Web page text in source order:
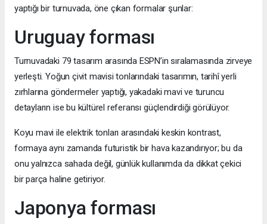
yaptığı bir turnuvada, öne çıkan formalar şunlar:
Uruguay forması
Turnuvadaki 79 tasarım arasında ESPN’in sıralamasında zirveye
yerleşti. Yoğun çivit mavisi tonlarındaki tasarımın, tarihî yerli
zırhlarına göndermeler yaptığı, yakadaki mavi ve turuncu
detayların ise bu kültürel referansı güçlendirdiği görülüyor.
Koyu mavi ile elektrik tonları arasındaki keskin kontrast,
formaya aynı zamanda futuristik bir hava kazandırıyor; bu da
onu yalnızca sahada değil, günlük kullanımda da dikkat çekici
bir parça haline getiriyor.
Japonya forması